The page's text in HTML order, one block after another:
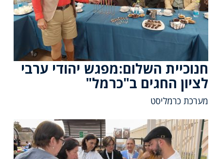
חנוכיית השלום:מפגש יהודי ערבי
לציון החגים ב"כרמל"
מערכת כרמליסט